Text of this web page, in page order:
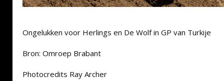
Ongelukken voor Herlings en De Wolf in GP van Turkije
Bron: Omroep Brabant
Photocredits Ray Archer